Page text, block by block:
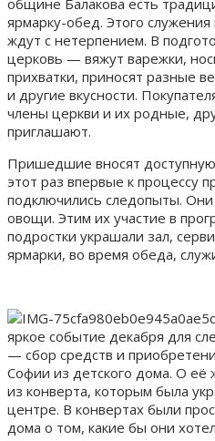
ярмарку-обед. Этого
ждут с нетерпением. В
церковь — вяжут варежки,
прихватки, приносят разные
и другие вкусности.
члены церкви и их родные,
приглашают.
Пришедшие вносят
этот раз впервые к процессу
подключились следопыты.
овощи. Этим их участие в
подростки украшали зал,
ярмарки, во время обеда,
яркое событие декабря для
— сбор средств и
Софии из детского дома. О её
из конверта, которым была
центре. В конвертах были
дома о том, какие бы они